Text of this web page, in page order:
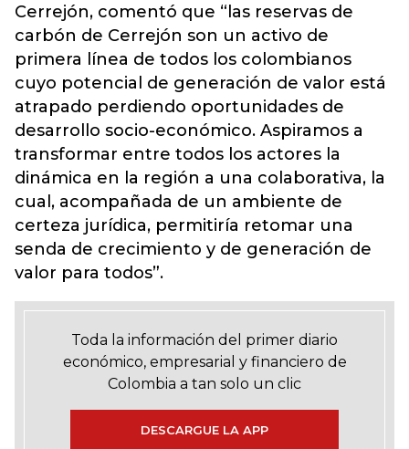
Cerrejón, comentó que “las reservas de
carbón de Cerrejón son un activo de
primera línea de todos los colombianos
cuyo potencial de generación de valor está
atrapado perdiendo oportunidades de
desarrollo socio-económico. Aspiramos a
transformar entre todos los actores la
dinámica en la región a una colaborativa, la
cual, acompañada de un ambiente de
certeza jurídica, permitiría retomar una
senda de crecimiento y de generación de
valor para todos”.
Toda la información del primer diario
económico, empresarial y financiero de
Colombia a tan solo un clic
DESCARGUE LA APP